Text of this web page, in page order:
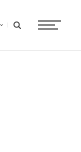
search